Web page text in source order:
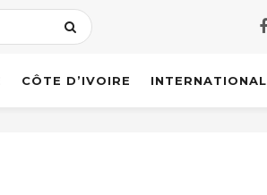
CÔTE D’IVOIRE INTERNATIONAL